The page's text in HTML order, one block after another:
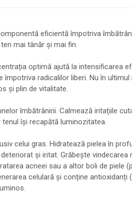
eficientă împotriva
mai tânăr și mai fin.
optimă ajută la intensificarea
radicalilor liberi. Nu în ultimul
și plin de vitalitate.
îmbătrânirii. Calmează iritațiile
își recapătă luminozitatea.
celui gras. Hidratează pielea în
și iritat. Grăbește vindecarea
acneei sau a altor boli de piele
celulară și conține antioxidanți